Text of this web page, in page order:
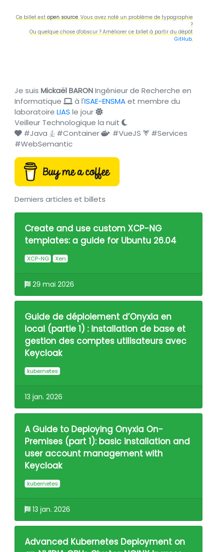
Ce billet est open source. Vous avez noté un problème de typographie
?
Ou quelque chose d'obscur ? Améliorer ce billet à partir du dépôt
GitHub.
Je suis Mickaël BARONIngénieur de Recherche en
Informatique
à l'ISAE-ENSMAet membre du
laboratoire LIAS le jour
Veilleur Technologique la nuit
#Java
#Container #VueJS
#Services
#WebSemantic
Derniers articles et billets
Create and use custom XCP-NG
templates: a guide for Ubuntu 26.04
XCP-NG Xen
29 mai 2026
Guide de déploiement d’Onyxia en
local (partie 1) : installation de base et
gestion des comptes utilisateurs avec
Keycloak
kubernetes
13 jan. 2026
A Guide to Deploying Onyxia On-
Premises (part 1): basic installation and
user account management with
Keycloak
kubernetes
13 jan. 2026
Advanced Kubernetes Deployment on